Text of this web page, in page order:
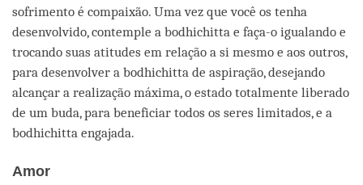
sofrimento é compaixão. Uma vez que você os tenha
desenvolvido, contemple a bodhichitta e faça-o igualando e
trocando suas atitudes em relação a si mesmo e aos outros,
para desenvolver a bodhichitta de aspiração, desejando
alcançar a realização máxima, o estado totalmente liberado
de um buda, para beneficiar todos os seres limitados, e a
bodhichitta engajada.
Amor